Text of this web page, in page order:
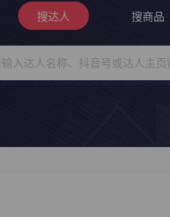
搜达人 搜商品